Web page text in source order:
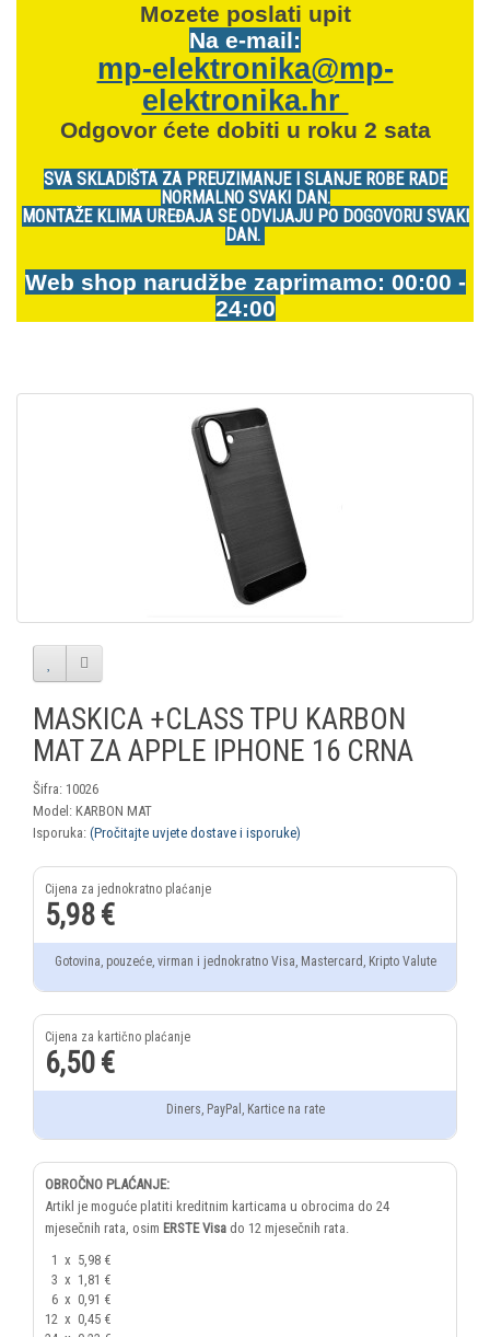
Mozete poslati upit
Na e-mail:
mp-elektronika@mp-
elektronika.hr
Odgovor ćete dobiti u roku 2 sata
SVA SKLADIŠTA ZA PREUZIMANJE I SLANJE ROBE RADE
NORMALNO SVAKI DAN.
MONTAŽE KLIMA UREĐAJA SE ODVIJAJU PO DOGOVORU SVAKI
DAN.
Web shop narudžbe zaprimamo: 00:00 -
24:00
MASKICA +CLASS TPU KARBON
MAT ZA APPLE IPHONE 16 CRNA
Šifra: 10026
Model: KARBON MAT
Isporuka: (Pročitajte uvjete dostave i isporuke)
5,98 €
Gotovina, pouzeće, virman i jednokratno Visa, Mastercard, Kripto Valute
6,50 €
Diners, PayPal, Kartice na rate
OBROČNO PLAĆANJE:
Artikl je moguće platiti kreditnim karticama u obrocima do 24
mjesečnih rata, osim ERSTE Visa do 12 mjesečnih rata.
1 x 5,98 €
3 x 1,81 €
6 x 0,91 €
12 x 0,45 €